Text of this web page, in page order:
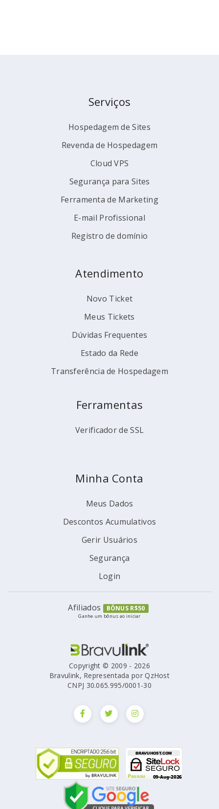
Serviços
Hospedagem de Sites
Revenda de Hospedagem
Cloud VPS
Segurança para Sites
Ferramenta de Marketing
E-mail Profissional
Registro de domínio
Atendimento
Novo Ticket
Meus Tickets
Dúvidas Frequentes
Estado da Rede
Transferência de Hospedagem
Ferramentas
Verificador de SSL
Minha Conta
Meus Dados
Descontos Acumulativos
Gerir Usuários
Segurança
Login
Afiliados BÔNUS R$50
Ganhe um bônus ao iniciar
Copyright © 2009 - 2026
Bravulink, Representada por QzHost
CNPJ 30.065.995/0001-30